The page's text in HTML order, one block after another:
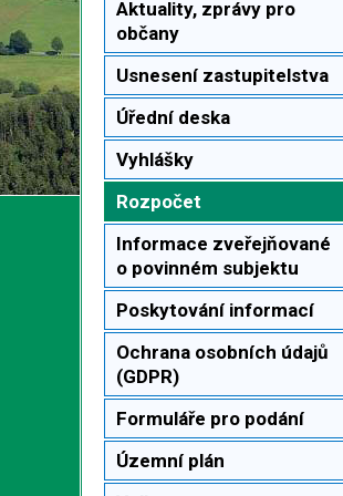
Aktuality, zprávy pro
občany
Usnesení zastupitelstva
Úřední deska
Vyhlášky
Rozpočet
Informace zveřejňované
o povinném subjektu
Poskytování informací
Ochrana osobních údajů
(GDPR)
Formuláře pro podání
Územní plán